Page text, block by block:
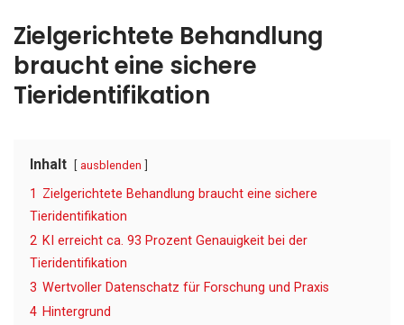
Zielgerichtete Behandlung
braucht eine sichere
Tieridentifikation
Inhalt ausblenden
1 Zielgerichtete Behandlung braucht eine sichere
Tieridentifikation
2 KI erreicht ca. 93 Prozent Genauigkeit bei der
Tieridentifikation
3 Wertvoller Datenschatz für Forschung und Praxis
4 Hintergrund